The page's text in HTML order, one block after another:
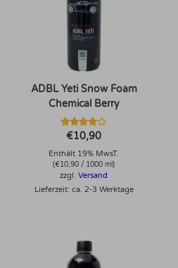
ADBL Yeti Snow Foam
Chemical Berry
Bewertet
mit
4.00
von 5
€10,90
Enthält 19% MwsT.
(€10,90 / 1000 ml)
zzgl.Versand
Lieferzeit: ca. 2-3 Werktage